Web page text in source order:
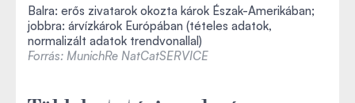
Balra: erős zivatarok okozta károk Észak-Amerikában;
jobbra: árvízkárok Európában (tételes adatok,
normalizált adatok trendvonallal)
Forrás: MunichRe NatCatSERVICE